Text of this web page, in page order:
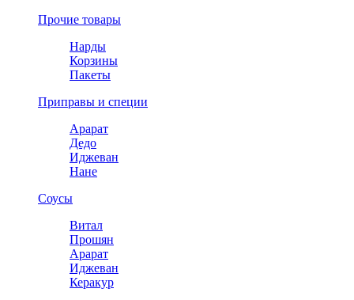
Прочие товары
Нарды
Корзины
Пакеты
Приправы и специи
Арарат
Дедо
Иджеван
Нане
Соусы
Витал
Прошян
Арарат
Иджеван
Керакур